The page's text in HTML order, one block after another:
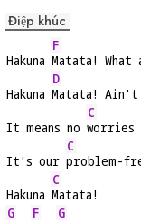
Điệp khúc
Hakuna
F
Matata! What
Hakuna
D
Matata! Ain't
It means no
C
It's our
C
problem-
Hakuna
C
Matata!
G
F G